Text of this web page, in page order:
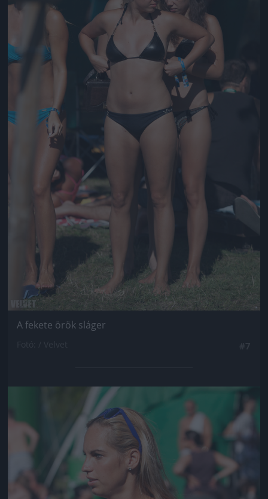
A fekete örök sláger
Jön még kép!